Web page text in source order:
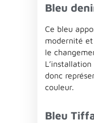
Bleu
Ce bleu
modernité
le
donc
couleur.
Bleu